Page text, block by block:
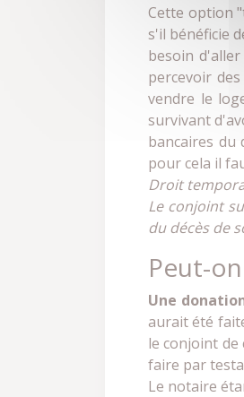
Cette option
s'il bénéficie
besoin
percevoir
vendre le
survivant
bancaires du
pour cela il
Droit
Le conjoint
du décès de
Peut-
Une
aurait été
le conjoint de
faire par
Le notaire